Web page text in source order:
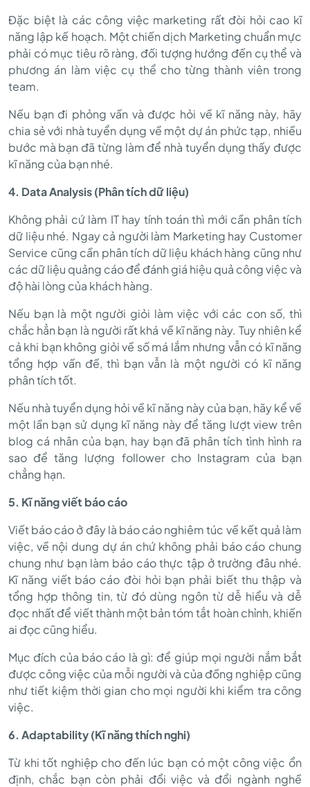
Đặc biệt là các công việc marketing rất đòi hỏi cao kĩ
năng lập kế hoạch. Một chiến dịch Marketing chuẩn mực
phải có mục tiêu rõ ràng, đối tượng hướng đến cụ thể và
phương án làm việc cụ thể cho từng thành viên trong
team.
Nếu bạn đi phỏng vấn và được hỏi về kĩ năng này, hãy
chia sẻ với nhà tuyển dụng về một dự án phức tạp, nhiều
bước mà bạn đã từng làm để nhà tuyển dụng thấy được
kĩ năng của bạn nhé.
4. Data Analysis (Phân tích dữ liệu)
Không phải cứ làm IT hay tính toán thì mới cần phân tích
dữ liệu nhé. Ngay cả người làm Marketing hay Customer
Service cũng cần phân tích dữ liệu khách hàng cũng như
các dữ liệu quảng cáo để đánh giá hiệu quả công việc và
độ hài lòng của khách hàng.
Nếu bạn là một người giỏi làm việc với các con số, thì
chắc hẳn bạn là người rất khá về kĩ năng này. Tuy nhiên kể
cả khi bạn không giỏi về số má lắm nhưng vẫn có kĩ năng
tổng hợp vấn đề, thì bạn vẫn là một người có kĩ năng
phân tích tốt.
Nếu nhà tuyển dụng hỏi về kĩ năng này của bạn, hãy kể về
một lần bạn sử dụng kĩ năng này để tăng lượt view trên
blog cá nhân của bạn, hay bạn đã phân tích tình hình ra
sao để tăng lượng follower cho Instagram của bạn
chẳng hạn.
5. Kĩ năng viết báo cáo
Viết báo cáo ở đây là báo cáo nghiêm túc về kết quả làm
việc, về nội dung dự án chứ không phải báo cáo chung
chung như bạn làm báo cáo thực tập ở trường đâu nhé.
Kĩ năng viết báo cáo đòi hỏi bạn phải biết thu thập và
tổng hợp thông tin, từ đó dùng ngôn từ dễ hiểu và dễ
đọc nhất để viết thành một bản tóm tắt hoàn chỉnh, khiến
ai đọc cũng hiểu.
Mục đích của báo cáo là gì: để giúp mọi người nắm bắt
được công việc của mỗi người và của đồng nghiệp cũng
như tiết kiệm thời gian cho mọi người khi kiểm tra công
việc.
6. Adaptability (Kĩ năng thích nghi)
Từ khi tốt nghiệp cho đến lúc bạn có một công việc ổn
định, chắc bạn còn phải đổi việc và đổi ngành nghề